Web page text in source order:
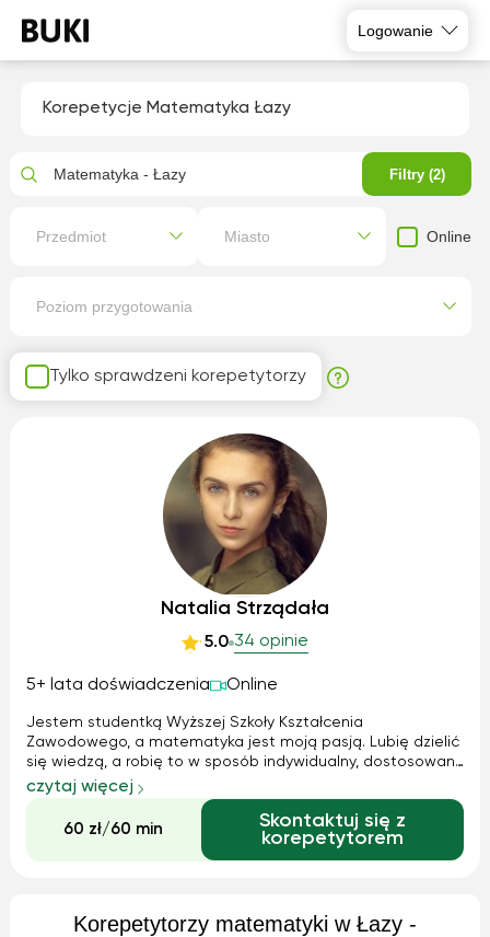
Logowanie
Korepetycje Matematyka Łazy
Tylko sprawdzeni korepetytorzy
Natalia Strządała
5.0 34 opinie
5+ lata doświadczenia Online
Jestem studentką Wyższej Szkoły Kształcenia
Zawodowego, a matematyka jest moją pasją. Lubię dzielić
się wiedzą, a robię to w sposób indywidualny, dostosowany
do każdego ucznia. Na każde zajęcia jestem przygotowane
we własne materiały, które razem analizujemy i
przerabiamy. Zwykle umawiam się z lekcj...
czytaj więcej
60 zł/60 min
Skontaktuj się z
korepetytorem
Korepetytorzy matematyki w Łazy -
Matematyka - Łazy Filtry (2)
Przedmiot Miasto Online
Poziom przygotowania